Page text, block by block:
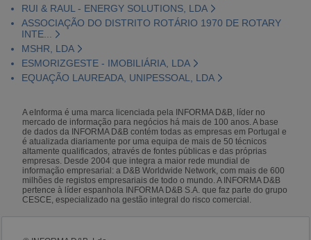
RUI & RAUL - ENERGY SOLUTIONS, LDA
ASSOCIAÇÃO DO DISTRITO ROTÁRIO 1970 DE ROTARY
INTE...
MSHR, LDA
ESMORIZGESTE - IMOBILIÁRIA, LDA
EQUAÇÃO LAUREADA, UNIPESSOAL, LDA
A eInforma é uma marca licenciada pela INFORMA D&B, líder no
mercado de informação para negócios há mais de 100 anos. A base
de dados da INFORMA D&B contém todas as empresas em Portugal e
é atualizada diariamente por uma equipa de mais de 50 técnicos
altamente qualificados, através de fontes públicas e das próprias
empresas. Desde 2004 que integra a maior rede mundial de
informação empresarial: a D&B Worldwide Network, com mais de 600
milhões de registos empresariais de todo o mundo. A INFORMA D&B
pertence à líder espanhola INFORMA D&B S.A. que faz parte do grupo
CESCE, especializado na gestão integral do risco comercial.